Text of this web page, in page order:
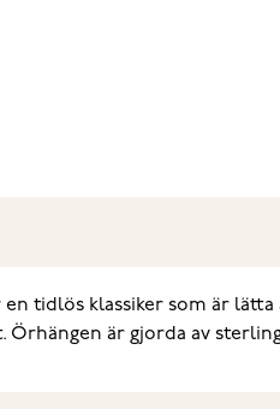
en tidlös klassiker som är
är gjorda av